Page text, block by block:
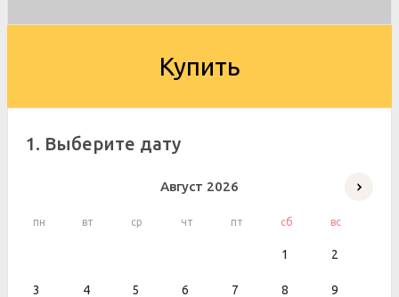
Купить
1. Выберите дату
Август 2026
пн вт ср чт пт сб вс
1 2
3 4 5 6 7 8 9